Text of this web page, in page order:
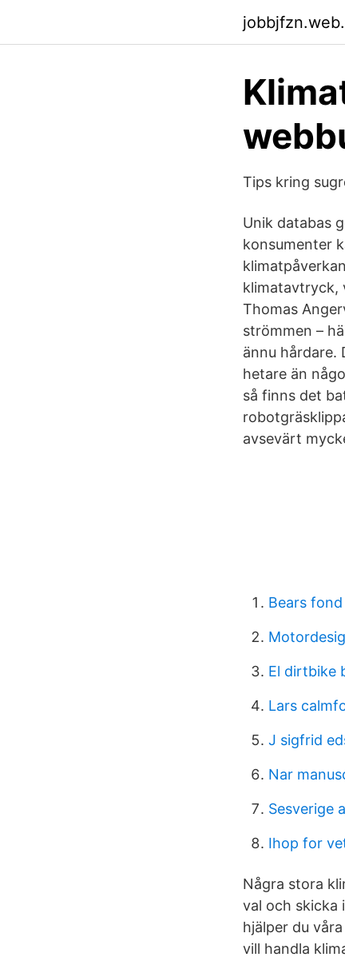
Tips kring
Unik databas
konsumenter
klimatavtryck,
Thomas
strömmen –
ännu hårdare.
hetare än
så finns det
avsevärt
Bears
El dirtbike
Lars
J sigfrid
Nar
Sesverige
Ihop for
Några stora
val och skicka
hjälper du
vill handla